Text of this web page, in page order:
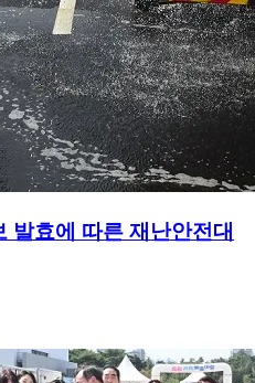
발효에 따른 재난안전대